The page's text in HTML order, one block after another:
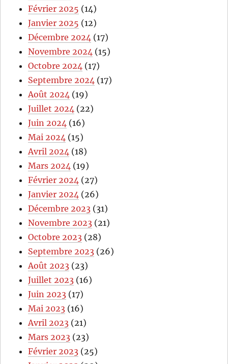
Février 2025 (14)
Janvier 2025 (12)
Décembre 2024 (17)
Novembre 2024 (15)
Octobre 2024 (17)
Septembre 2024 (17)
Août 2024 (19)
Juillet 2024 (22)
Juin 2024 (16)
Mai 2024 (15)
Avril 2024 (18)
Mars 2024 (19)
Février 2024 (27)
Janvier 2024 (26)
Décembre 2023 (31)
Novembre 2023 (21)
Octobre 2023 (28)
Septembre 2023 (26)
Août 2023 (23)
Juillet 2023 (16)
Juin 2023 (17)
Mai 2023 (16)
Avril 2023 (21)
Mars 2023 (23)
Février 2023 (25)